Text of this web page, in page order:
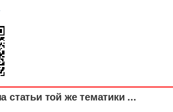
статьи той же тематики ...